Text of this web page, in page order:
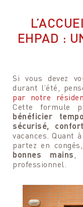
EHPAD :
Si vous devez
durant l’été,
par notre
Cette formule
bénéficier
sécurisé,
vacances. Quant
partez en
bonnes mains
professionnel.